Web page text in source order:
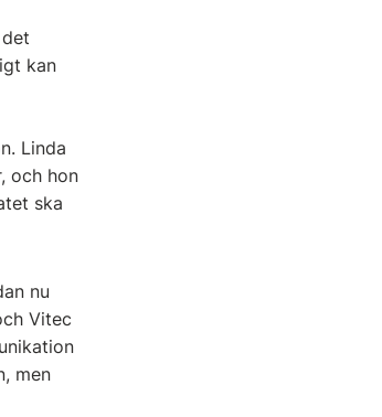
kan
Linda
och hon
ska
nu
Vitec
men